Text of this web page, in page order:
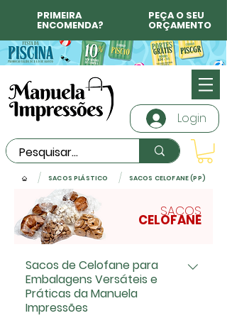
PRIMEIRA
ENCOMENDA?
PEÇA O SEU
ORÇAMENTO
Login
/ SACOS PLÁSTICO / SACOS CELOFANE (PP)
SACOS
CELOFANE
Sacos de Celofane para
Embalagens Versáteis e
Práticas da Manuela
Impressões